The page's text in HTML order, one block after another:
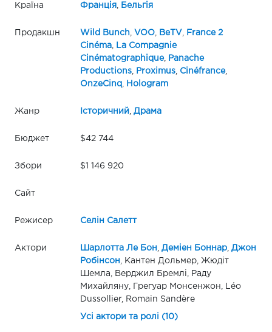
Країна Франція, Бельгія
Продакшн Wild Bunch VOO, BeTV
France 2
Cinéma,
La Compagnie
Cinématographique,
Panache
Productions, Proximus, Cinéfrance,
OnzeCinq, Hologram
Жанр Історичний Драма
Бюджет $42 744
Збори $1 146 920
Сайт
Режисер Селін Салетт
Актори Шарлотта Ле Бон Деміен Боннар, Джон
Робінсон , Кантен Дольмер, Жюдіт
Шемла, Верджил Бремлі, Раду
Михайляну, Грегуар Монсенжон, Léo
Dussollier, Romain Sandère
Усі актори та ролі (10)